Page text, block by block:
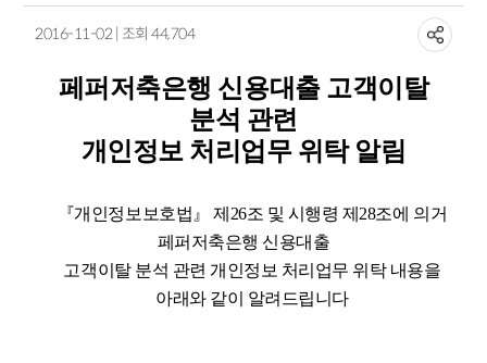
2016-11-02 | 조회 44,704
페퍼저축은행 신용대출 고객이탈
분석 관련
개인정보 처리업무 위탁 알림
『개인정보보호법 』 제 26조 및 시행령 제 28조에 의거
페퍼저축은행 신용대출
고객이탈 분석 관련 개인정보 처리업무 위탁 내용을
아래와 같이 알려드립니다